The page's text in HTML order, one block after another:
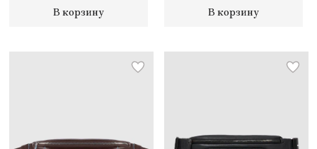
В корзину В корзину